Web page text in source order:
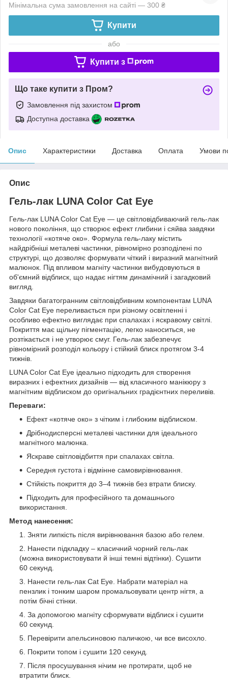
Мінімальна сума замовлення на сайті — 300 ₴
Купити
або
Купити з
Що таке купити з Пром?
Замовлення під захистом
Доступна доставка
Опис Характеристики Доставка Оплата Умови
Опис
Гель-лак LUNA Color Cat Eye
Гель-лак LUNA Color Cat Eye — це світловідбиваючий гель-лак
нового покоління, що створює ефект глибини і сяйва завдяки
технології «котяче око». Формула гель-лаку містить
найдрібніші металеві частинки, рівномірно розподілені по
структурі, що дозволяє формувати чіткий і виразний магнітний
малюнок. Під впливом магніту частинки вибудовуються в
об'ємний відблиск, що надає нігтям динамічний і загадковий
вигляд.
Завдяки багатогранним світловідбивним компонентам LUNA
Color Cat Eye переливається при різному освітленні і
особливо ефектно виглядає при спалахах і яскравому світлі.
Покриття має щільну пігментацію, легко наноситься, не
розтікається і не утворює смуг. Гель-лак забезпечує
рівномірний розподіл кольору і стійкий блиск протягом 3-4
тижнів.
LUNA Color Cat Eye ідеально підходить для створення
виразних і ефектних дизайнів — від класичного манікюру з
магнітним відблиском до оригінальних градієнтних переливів.
Переваги:
Ефект «котяче око» з чітким і глибоким відблиском.
Дрібнодисперсні металеві частинки для ідеального
магнітного малюнка.
Яскраве світловідбиття при спалахах світла.
Середня густота і відмінне самовирівнювання.
Стійкість покриття до 3–4 тижнів без втрати блиску.
Підходить для професійного та домашнього
використання.
Метод нанесення:
Зняти липкість після вирівнювання базою або гелем.
Нанести підкладку – класичний чорний гель-лак
(можна використовувати й інші темні відтінки). Сушити
60 секунд.
Нанести гель-лак Cat Eye. Набрати матеріал на
пензлик і тонким шаром промальовувати центр нігтя, а
потім бічні стінки.
За допомогою магніту сформувати відблиск і сушити
60 секунд.
Перевірити апельсиновою паличкою, чи все висохло.
Покрити топом і сушити 120 секунд.
Після просушування нічим не протирати, щоб не
втратити блиск.